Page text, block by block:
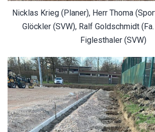
Nicklas Krieg (Planer), Herr Thoma
Glöckler (SVW), Ralf Goldschmidt
Figlesthaler (SVW)